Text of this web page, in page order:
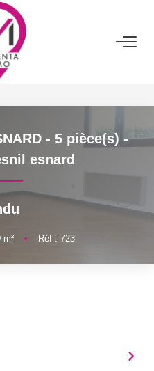
VENDRE
- 5 pièce(s) -
esnard
m² • Réf : 723